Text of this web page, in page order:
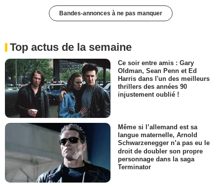
Bandes-annonces à ne pas manquer
Top actus de la semaine
Ce soir entre amis : Gary
Oldman, Sean Penn et Ed
Harris dans l'un des meilleurs
thrillers des années 90
injustement oublié !
Même si l’allemand est sa
langue maternelle, Arnold
Schwarzenegger n’a pas eu le
droit de doubler son propre
personnage dans la saga
Terminator